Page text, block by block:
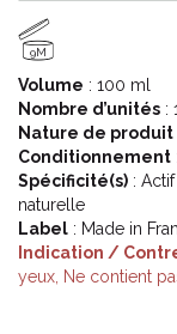
9M
Volume : 100 ml
Nombre d’unités : 1
Nature de produit
Conditionnement
Spécificité(s) :
naturelle
Label : Made in
Indication /
yeux, Ne contient